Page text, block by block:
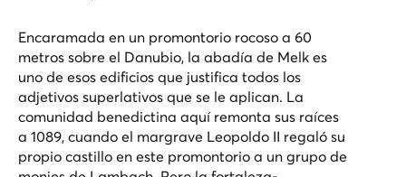
Encaramada en un promontorio rocoso a 60
metros sobre el Danubio, la abadía de Melk es
uno de esos edificios que justifica todos los
adjetivos superlativos que se le aplican. La
comunidad benedictina aquí remonta sus raíces
a 1089, cuando el margrave Leopoldo II regaló su
propio castillo en este promontorio a un grupo de